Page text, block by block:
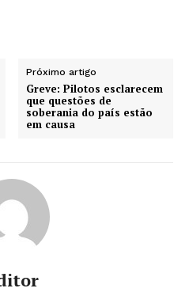
Próximo artigo
Greve: Pilotos esclarecem
que questões de
soberania do país estão
em causa